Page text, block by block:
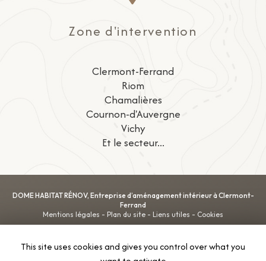
Zone d'intervention
Clermont-Ferrand
Riom
Chamalières
Cournon-d'Auvergne
Vichy
Et le secteur...
DOME HABITAT RÉNOV, Entreprise d’aménagement intérieur à Clermont-
Ferrand
Mentions légales - Plan du site - Liens utiles - Cookies
Création et référencement de site Internet
This site uses cookies and gives you control over what you